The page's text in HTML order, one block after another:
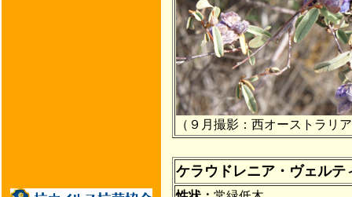
（９月撮影：西オーストラリ
ケラウドレニア・ヴェルテ